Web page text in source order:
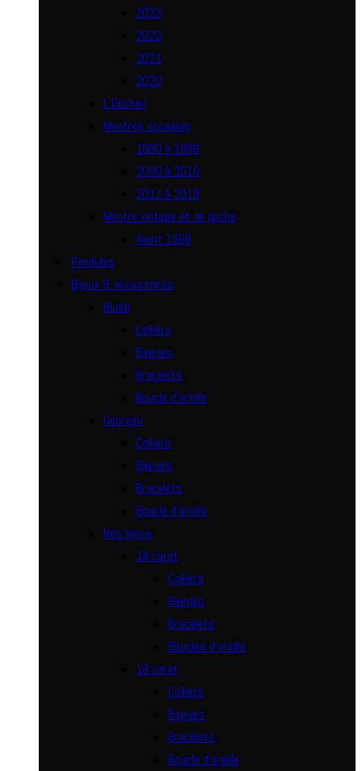
2023
2022
2021
2020
L’Duchen
Montres occasion
1990 à 1999
2000 à 2010
2011 à 2019
Montre vintage et de poche
Avant 1990
Pendules
Bijoux & accessoires
Blush
Colliers
Bagues
Bracelets
Boucle d’oreille
Georgini
Colliers
Bagues
Bracelets
Boucle d’oreille
Nos bijoux
14 carat
Colliers
Bagues
Bracelets
Boucles d’oreille
18 carat
Colliers
Bagues
Bracelets
Boucle d’oreille